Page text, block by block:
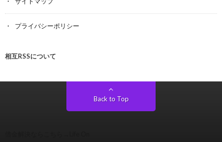
プライバシーポリシー
相互RSSについて
Back to Top